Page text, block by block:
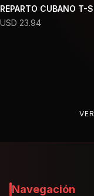
REPARTO CUBANO T-
USD 23.94
Navegación